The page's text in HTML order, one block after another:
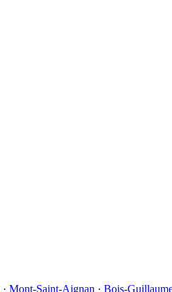
· Mont-Saint-Aignan · Bois-